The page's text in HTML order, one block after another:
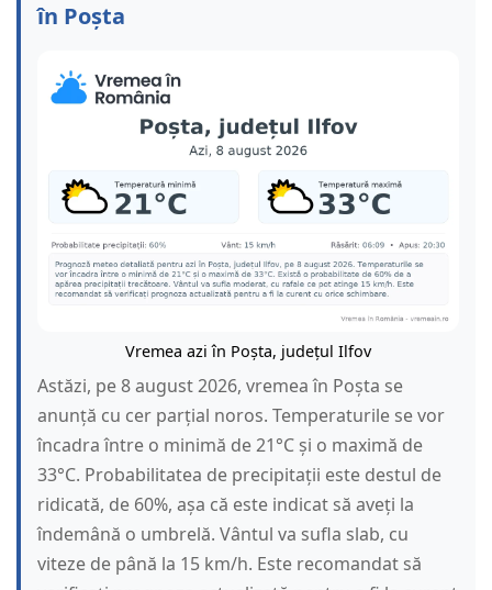
în Poșta
Vremea azi în Poșta, județul Ilfov
Astăzi, pe 8 august 2026, vremea în Poșta se
anunță cu cer parțial noros. Temperaturile se vor
încadra între o minimă de 21°C și o maximă de
33°C. Probabilitatea de precipitații este destul de
ridicată, de 60%, așa că este indicat să aveți la
îndemână o umbrelă. Vântul va sufla slab, cu
viteze de până la 15 km/h. Este recomandat să